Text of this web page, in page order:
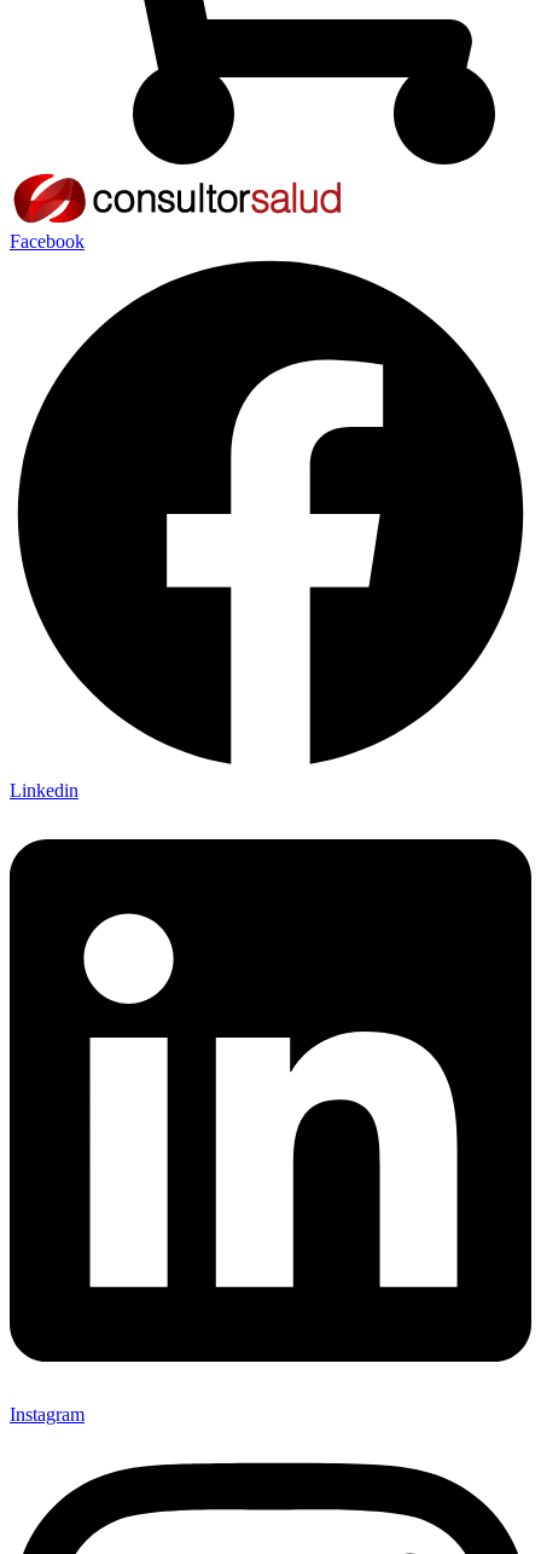
Facebook
Linkedin
Instagram